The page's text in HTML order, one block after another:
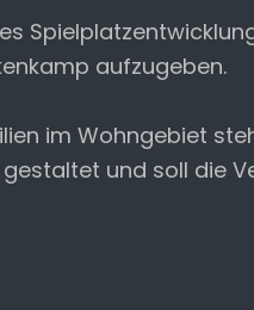
aufzugeben.
im Wohngebiet
gestaltet und soll